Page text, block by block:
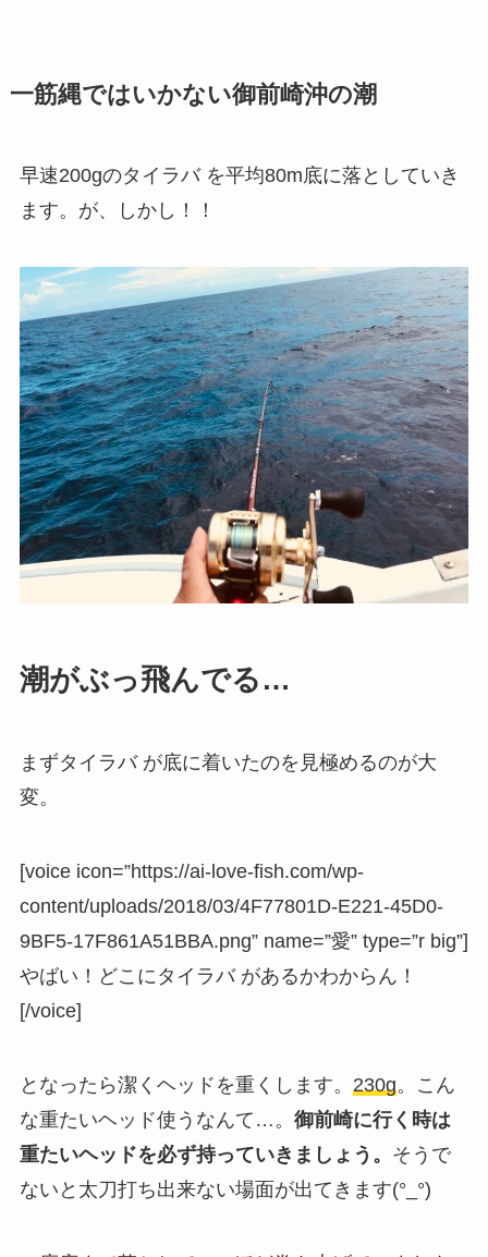
一筋縄ではいかない御前崎沖の潮
早速200gのタイラバ を平均80m底に落としていき
ます。が、しかし！！
潮がぶっ飛んでる…
まずタイラバ が底に着いたのを見極めるのが大
変。
[voice icon=”https://ai-love-fish.com/wp-
content/uploads/2018/03/4F77801D-E221-45D0-
9BF5-17F861A51BBA.png” name=”愛” type=”r big”]
やばい！どこにタイラバ があるかわからん！
[/voice]
となったら潔くヘッドを重くします。 230g。こん
な重たいヘッド使うなんて…。 御前崎に行く時は
重たいヘッドを必ず持っていきましょう。 そうで
ないと太刀打ち出来ない場面が出てきます(°_°)